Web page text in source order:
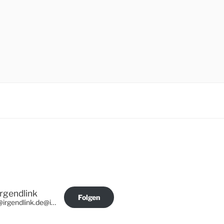
@irgendlink.de@irgendlink.de
Folgen